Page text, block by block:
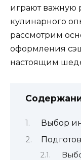
играют важную
кулинарного
рассмотрим
оформления
настоящим
Выбор